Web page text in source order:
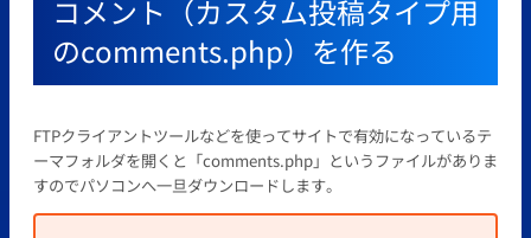
コメント（カスタム投稿タイプ用
のcomments.php）を作る
FTPクライアントツールなどを使ってサイトで有効になっているテ
ーマフォルダを開くと「comments.php」というファイルがありま
すのでパソコンへ一旦ダウンロードします。